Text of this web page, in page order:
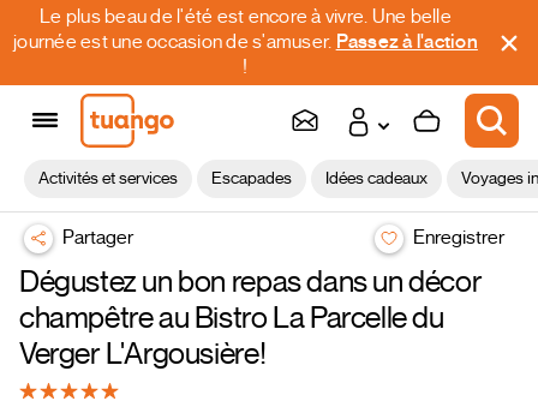
Le plus beau de l'été est encore à vivre. Une belle
journée est une occasion de s'amuser. Passez à l'action
!
Activités et services Escapades Idées cadeaux Voyages
Partager Enregistrer
Dégustez un bon repas dans un décor
champêtre au Bistro La Parcelle du
Verger L'Argousière!